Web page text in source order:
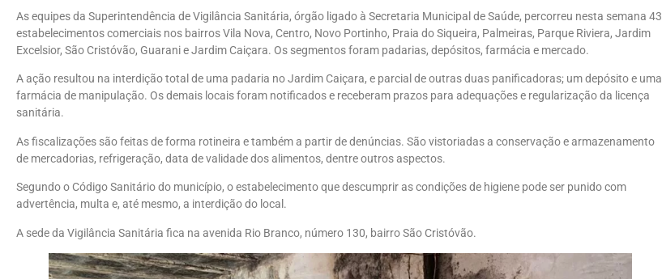
As equipes da Superintendência de Vigilância Sanitária, órgão ligado à Secretaria Municipal de Saúde, percorreu nesta semana 43
estabelecimentos comerciais nos bairros Vila Nova, Centro, Novo Portinho, Praia do Siqueira, Palmeiras, Parque Riviera, Jardim
Excelsior, São Cristóvão, Guarani e Jardim Caiçara. Os segmentos foram padarias, depósitos, farmácia e mercado.
A ação resultou na interdição total de uma padaria no Jardim Caiçara, e parcial de outras duas panificadoras; um depósito e uma
farmácia de manipulação. Os demais locais foram notificados e receberam prazos para adequações e regularização da licença
sanitária.
As fiscalizações são feitas de forma rotineira e também a partir de denúncias. São vistoriadas a conservação e armazenamento
de mercadorias, refrigeração, data de validade dos alimentos, dentre outros aspectos.
Segundo o Código Sanitário do município, o estabelecimento que descumprir as condições de higiene pode ser punido com
advertência, multa e, até mesmo, a interdição do local.
A sede da Vigilância Sanitária fica na avenida Rio Branco, número 130, bairro São Cristóvão.